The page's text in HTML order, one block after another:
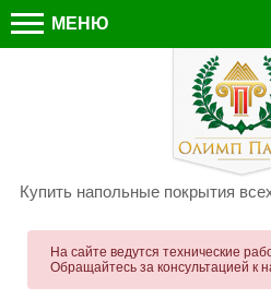
МЕНЮ
Купить напольные покрытия
На сайте ведутся технические
Обращайтесь за консультацией к